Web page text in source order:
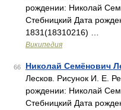
рождении: Николай
Стебницкий Дата
1831(18310216) …
Википедия
66 Николай Семёнович
Лесков. Рисунок И. Е.
рождении: Николай
Стебницкий Дата